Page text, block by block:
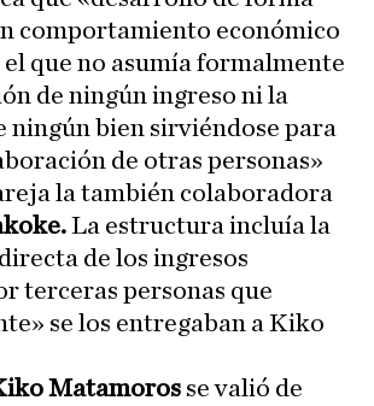
comportamiento económico
que no asumía formalmente
de ningún ingreso ni la
bien sirviéndose para
de otras personas»
la también colaboradora
La estructura incluía la
de los ingresos
terceras personas que
se los entregaban a Kiko
Matamoros se valió de